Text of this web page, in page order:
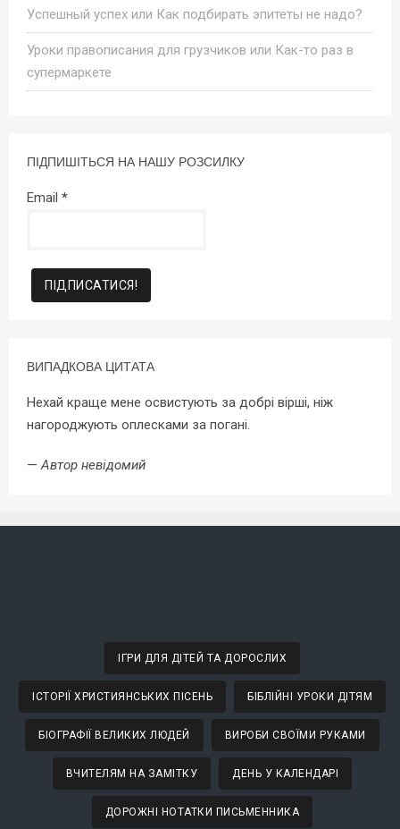
Успешный успех или Как подбирать эпитеты не надо?
Уроки правописания для грузчиков или Как-то раз в
супермаркете
ПІДПИШІТЬСЯ НА НАШУ РОЗСИЛКУ
Email *
ВИПАДКОВА ЦИТАТА
Нехай краще мене освистують за добрі вірші, ніж
нагороджують оплесками за погані.
— Автор невідомий
ІГРИ ДЛЯ ДІТЕЙ ТА ДОРОСЛИХ
ІСТОРІЇ ХРИСТИЯНСЬКИХ ПІСЕНЬ БІБЛІЙНІ УРОКИ ДІТЯМ
БІОГРАФІЇ ВЕЛИКИХ ЛЮДЕЙ ВИРОБИ СВОЇМИ РУКАМИ
ВЧИТЕЛЯМ НА ЗАМІТКУ ДЕНЬ У КАЛЕНДАРІ
ДОРОЖНІ НОТАТКИ ПИСЬМЕННИКА